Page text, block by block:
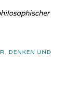
, DENKEN UND